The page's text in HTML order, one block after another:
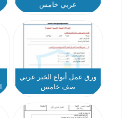
عربي خامس
ورق عمل أنواع الخبر عربي
صف خامس